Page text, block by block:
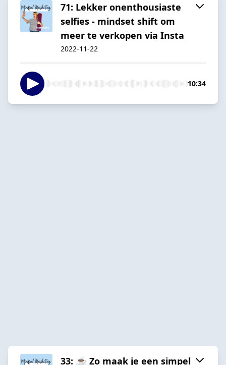
71: Lekker onenthousiaste
selfies - mindset shift om
meer te verkopen via Insta
2022-11-22
10:34
33: ☕️ Zo maak je een simpel